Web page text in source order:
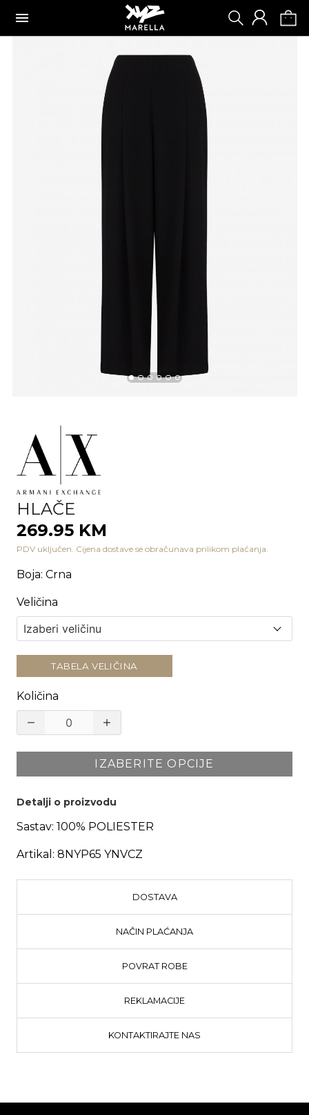
HLAČE
269.95 KM
PDV uključen. Cijena dostave se obračunava prilikom plaćanja.
Boja: Crna
Veličina
TABELA VELIČINA
Količina
IZABERITE OPCIJE
Detalji o proizvodu
Sastav: 100% POLIESTER
Artikal: 8NYP65 YNVCZ
DOSTAVA
NAČIN PLAĆANJA
POVRAT ROBE
REKLAMACIJE
KONTAKTIRAJTE NAS